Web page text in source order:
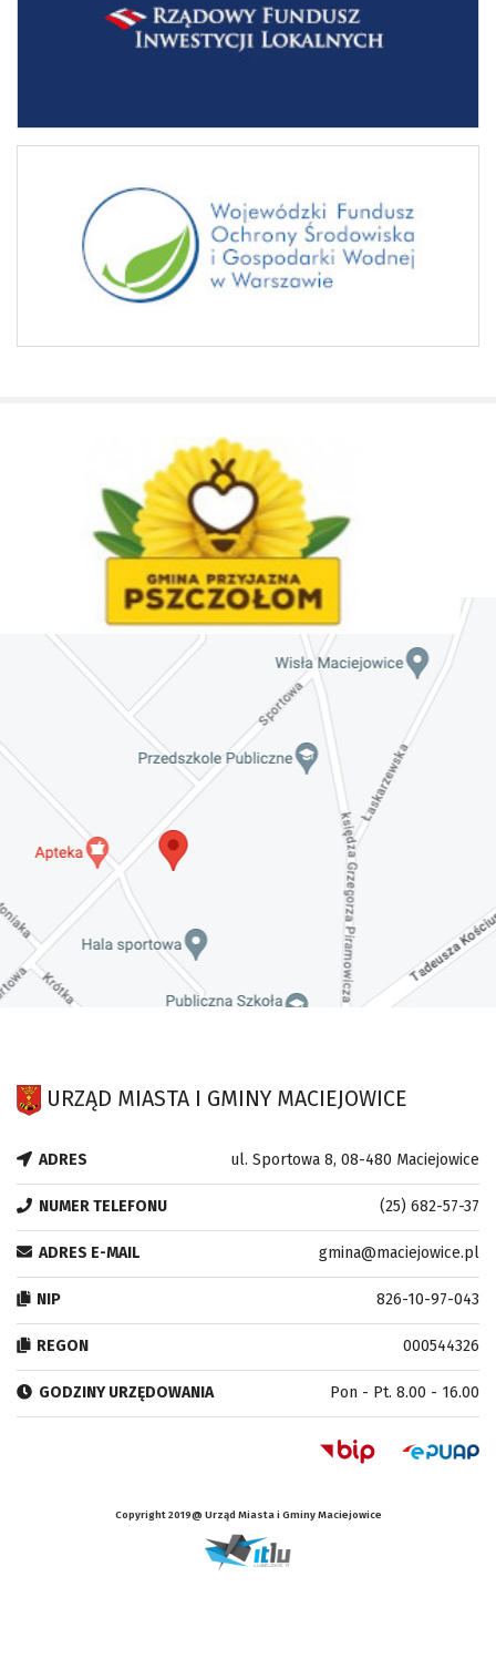
URZĄD MIASTA I GMINY MACIEJOWICE
ADRES ul. Sportowa 8, 08-480 Maciejowice
NUMER TELEFONU (25) 682-57-37
ADRES E-MAIL gmina@maciejowice.pl
NIP 826-10-97-043
REGON 000544326
GODZINY URZĘDOWANIA Pon - Pt. 8.00 - 16.00
Copyright 2019@ Urząd Miasta i Gminy Maciejowice